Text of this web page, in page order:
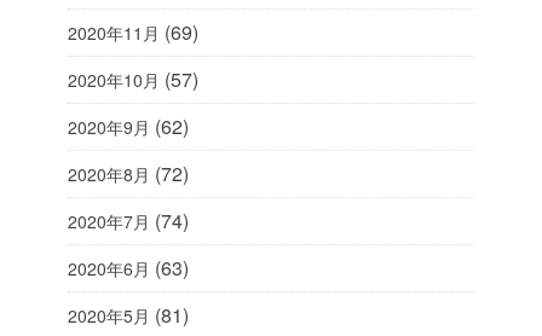
2020年11月 (69)
2020年10月 (57)
2020年9月 (62)
2020年8月 (72)
2020年7月 (74)
2020年6月 (63)
2020年5月 (81)